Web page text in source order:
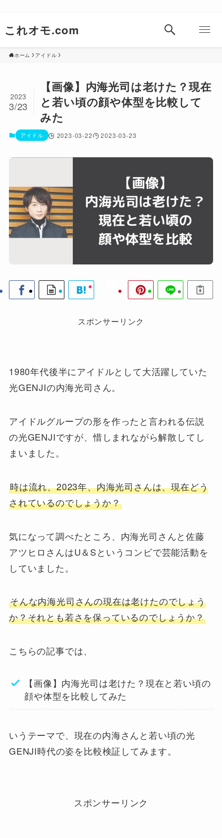
これオモ.com
ホーム アイドル
【画像】内海光司は老けた？現在
と若い頃の顔や体型を比較して
みた
2023
3/23
アイドル 2023-03-22 2023-03-23
スポンサーリンク
1980年代後半にアイドルとして大活躍していた
光GENJIの内海光司さん。
アイドルグループの形を作ったと言われる伝説
の光GENJIですが、惜しまれながら解散してし
まいました。
時は流れ、2023年、内海光司さんは、現在どう
されているのでしょうか？
気になって調べたところ、内海光司さんと佐藤
アツヒロさんはU＆Sというコンビで芸能活動を
していました。
そんな内海光司さんの現在は老けたのでしょう
か？それとも若さを保っているのでしょうか？
こちらの記事では、
【画像】内海光司は老けた？現在と若い頃の
顔や体型を比較してみた
いうテーマで、現在の内海さんと若い頃の光
GENJI時代の姿を比較検証してみます。
スポンサーリンク